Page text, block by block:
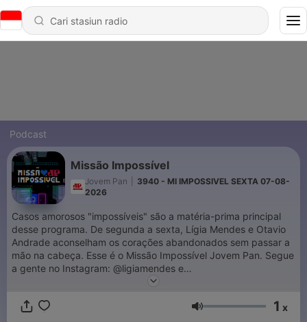
Podcast
Missão Impossível
Jovem Pan
3940 - MI IMPOSSIVEL SEXTA 07-08-
2026
Casos amorosos "impossíveis" são a matéria-prima principal
desse programa. De segunda a sexta, Lígia Mendes e Otavio
Andrade aconselham os corações abandonados sem passar a
mão na cabeça. Esse é o Missão Impossível Jovem Pan. Segue
a gente no Instagram: @ligiamendes e
Volume 1 x